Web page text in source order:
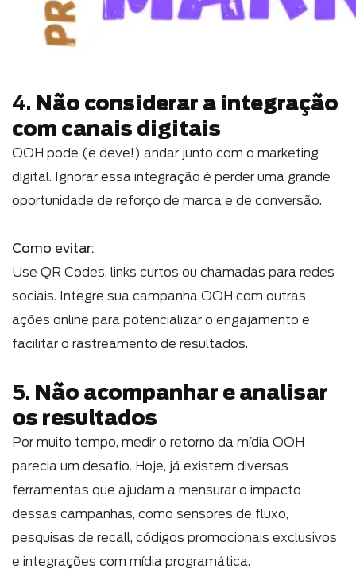
4. Não considerar a integração
com canais digitais
OOH pode (e deve!) andar junto com o marketing
digital. Ignorar essa integração é perder uma grande
oportunidade de reforço de marca e de conversão.
Como evitar:
Use QR Codes, links curtos ou chamadas para redes
sociais. Integre sua campanha OOH com outras
ações online para potencializar o engajamento e
facilitar o rastreamento de resultados.
5. Não acompanhar e analisar
os resultados
Por muito tempo, medir o retorno da mídia OOH
parecia um desafio. Hoje, já existem diversas
ferramentas que ajudam a mensurar o impacto
dessas campanhas, como sensores de fluxo,
pesquisas de recall, códigos promocionais exclusivos
e integrações com mídia programática.